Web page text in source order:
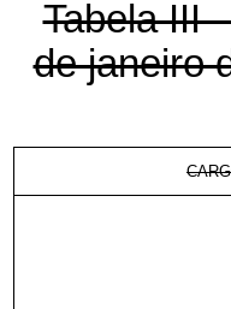
Tabela III
de